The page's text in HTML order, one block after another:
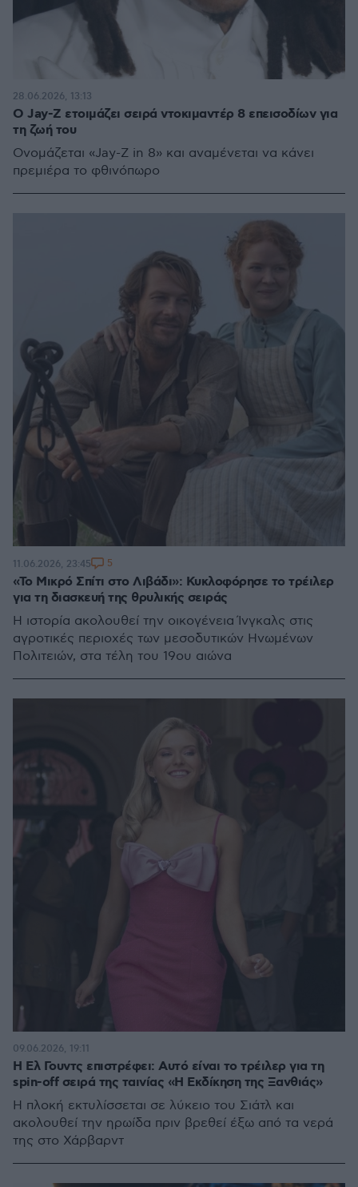
Ο Jay-Z ετοιμάζει σειρά ντοκιμαντέρ 8 επεισοδίων για
τη ζωή του
Ονομάζεται «Jay-Z in 8» και αναμένεται να κάνει
πρεμιέρα το φθινόπωρο
28.06.2026, 13:13
«Το Μικρό Σπίτι στο Λιβάδι»: Κυκλοφόρησε το τρέιλερ
για τη διασκευή της θρυλικής σειράς
Η ιστορία ακολουθεί την οικογένεια Ίνγκαλς στις
αγροτικές περιοχές των μεσοδυτικών Ηνωμένων
Πολιτειών, στα τέλη του 19ου αιώνα
11.06.2026, 23:45 5
Η Ελ Γουντς επιστρέφει: Αυτό είναι το τρέιλερ για τη
spin-off σειρά της ταινίας «Η Εκδίκηση της Ξανθιάς»
Η πλοκή εκτυλίσσεται σε λύκειο του Σιάτλ και
ακολουθεί την ηρωίδα πριν βρεθεί έξω από τα νερά
της στο Χάρβαρντ
09.06.2026, 19:11